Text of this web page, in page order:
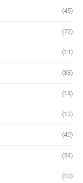
(45)
(72)
(11)
(33)
(14)
(13)
(49)
(54)
(10)